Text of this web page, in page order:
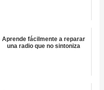
Aprende fácilmente a reparar
una radio que no sintoniza